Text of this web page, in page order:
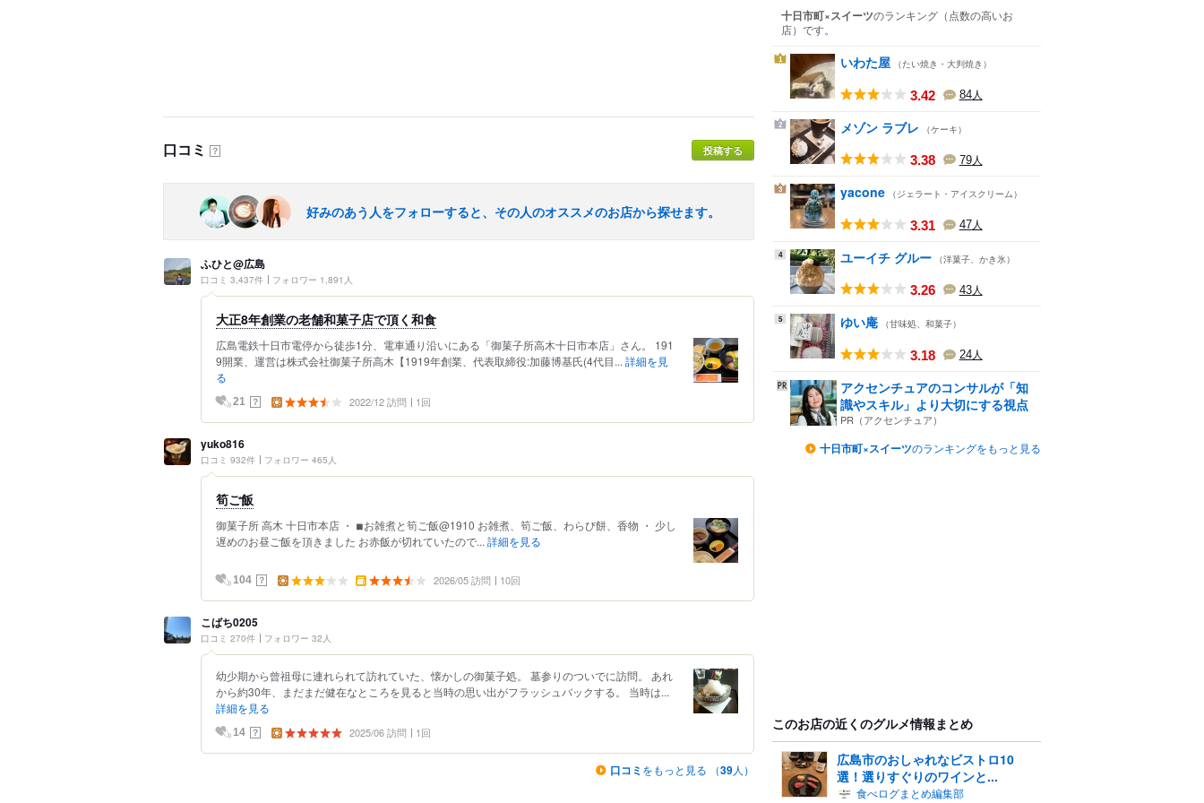
口コミ ？ 投稿する
好みのあう人をフォローすると、その人のオススメのお店から探せます。
ふひと@広島
口コミ 3,437件 フォロワー 1,891人
大正8年創業の老舗和菓子店で頂く和食
広島電鉄十日市電停から徒歩1分、電車通り沿いにある「御菓子所高木十日市本店」さん。 191
9開業、運営は株式会社御菓子所高木【1919年創業、代表取締役:加藤博基氏(4代目... 詳細を見
る
21 ？ 2022/12 訪問 1回
yuko816
口コミ 932件 フォロワー 465人
筍ご飯
御菓子所 高木 十日市本店 ・ ◾︎お雑煮と筍ご飯@1910 お雑煮、筍ご飯、わらび餅、香物 ・ 少し
遅めのお昼ご飯を頂きました お赤飯が切れていたので... 詳細を見る
104 ？ 2026/05 訪問 10回
こばち0205
口コミ 270件 フォロワー 32人
幼少期から曾祖母に連れられて訪れていた、懐かしの御菓子処。 墓参りのついでに訪問。 あれ
から約30年、まだまだ健在なところを見ると当時の思い出がフラッシュバックする。 当時は...
詳細を見る
14 ？ 2025/06 訪問 1回
口コミ をもっと見る （39人）
十日市町×スイーツのランキング （点数の高いお
店） です。
1 いわた屋 （たい焼き・大判焼き）
3.42 84人
2 メゾン ラブレ （ケーキ）
3.38 79人
3 yacone （ジェラート・アイスクリーム）
3.31 47人
4 ユーイチ グルー （洋菓子、かき氷）
3.26 43人
5 ゆい庵 （甘味処、和菓子）
3.18 24人
アクセンチュアのコンサルが「知
識やスキル」より大切にする視点
PR（アクセンチュア）
十日市町×スイーツのランキングをもっと見る
このお店の近くのグルメ情報まとめ
広島市のおしゃれなビストロ10
選！選りすぐりのワインと...
食べログまとめ編集部